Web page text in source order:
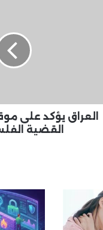
واختراقات تهدد
أخبار التقنية
أخبار اختراق
وتأثيرها على
العراق يؤكد على
القضية